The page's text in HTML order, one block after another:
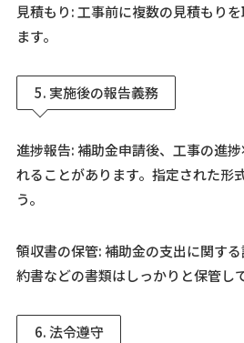
見積もり: 工事前に複数の見積もり
ます。
5. 実施後の報告義務
進捗報告: 補助金申請後、工事の進
れることがあります。指定された形
う。
領収書の保管: 補助金の支出に関す
約書などの書類はしっかりと保管し
6. 法令遵守